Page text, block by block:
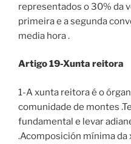
representados o 30% da
primeira e a segunda
media hora .
Artigo 19-Xunta reitora
1-A xunta reitora é o
comunidade de montes
fundamental e levar
.Acomposición mínima